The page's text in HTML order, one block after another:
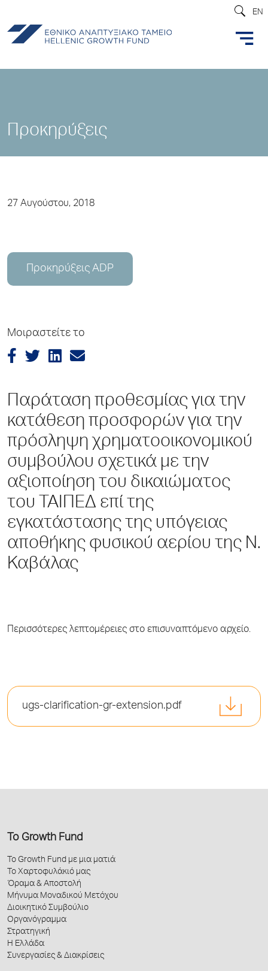
EN
Προκηρύξεις
27 Αυγούστου, 2018
Προκηρύξεις ADP
Μοιραστείτε το
Παράταση προθεσμίας για την
κατάθεση προσφορών για την
πρόσληψη χρηματοοικονομικού
συμβούλου σχετικά με την
αξιοποίηση του δικαιώματος
του ΤΑΙΠΕΔ επί της
εγκατάστασης της υπόγειας
αποθήκης φυσικού αερίου της Ν.
Καβάλας
Περισσότερες λεπτομέρειες στο επισυναπτόμενο αρχείο.
ugs-clarification-gr-extension.pdf
Το Growth Fund
Το Growth Fund με μια ματιά
Το Χαρτοφυλάκιό μας
Όραμα & Αποστολή
Μήνυμα Μοναδικού Μετόχου
Διοικητικό Συμβούλιο
Οργανόγραμμα
Στρατηγική
Η Ελλάδα
Συνεργασίες & Διακρίσεις